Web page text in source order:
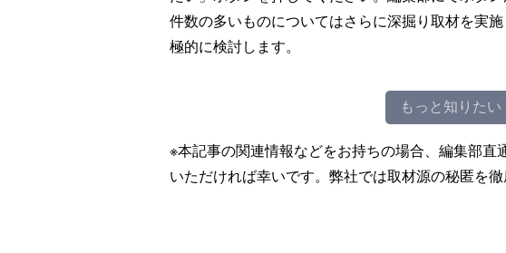
件数の多いものについてはさらに深掘り取材を実
極的に検討します。
もっと知りたい
※本記事の関連情報などをお持ちの場合、編集部直
いただければ幸いです。弊社では取材源の秘匿を徹